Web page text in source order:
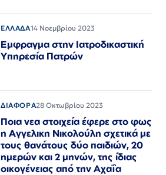
ΕΛΛΑΔΑ14 Νοεμβρίου 2023
Εμφραγμα στην Ιατροδικαστική
Υπηρεσία Πατρών
ΔΙΑΦΟΡΑ28 Οκτωβρίου 2023
Ποια νεα στοιχεία έφερε στο φως
η Αγγελικη Νικολούλη σχετικά με
τους θανάτους δύο παιδιών, 20
ημερών και 2 μηνών, της ίδιας
οικογένειας από την Αχαΐα